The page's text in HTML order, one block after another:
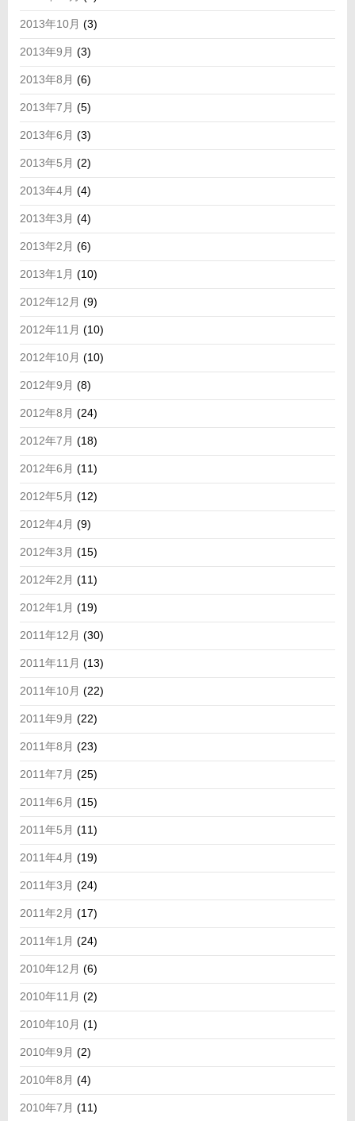
2013年10月 (3)
2013年9月 (3)
2013年8月 (6)
2013年7月 (5)
2013年6月 (3)
2013年5月 (2)
2013年4月 (4)
2013年3月 (4)
2013年2月 (6)
2013年1月 (10)
2012年12月 (9)
2012年11月 (10)
2012年10月 (10)
2012年9月 (8)
2012年8月 (24)
2012年7月 (18)
2012年6月 (11)
2012年5月 (12)
2012年4月 (9)
2012年3月 (15)
2012年2月 (11)
2012年1月 (19)
2011年12月 (30)
2011年11月 (13)
2011年10月 (22)
2011年9月 (22)
2011年8月 (23)
2011年7月 (25)
2011年6月 (15)
2011年5月 (11)
2011年4月 (19)
2011年3月 (24)
2011年2月 (17)
2011年1月 (24)
2010年12月 (6)
2010年11月 (2)
2010年10月 (1)
2010年9月 (2)
2010年8月 (4)
2010年7月 (11)